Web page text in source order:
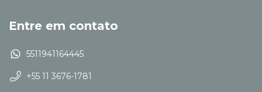
Entre em contato
5511941164445
+55 11 3676-1781